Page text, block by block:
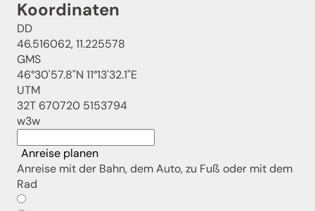
Koordinaten
DD
46.516062, 11.225578
GMS
46°30'57.8"N 11°13'32.1"E
UTM
32T 670720 5153794
w3w
Anreise planen
Anreise mit der Bahn, dem Auto, zu Fuß oder mit dem
Rad